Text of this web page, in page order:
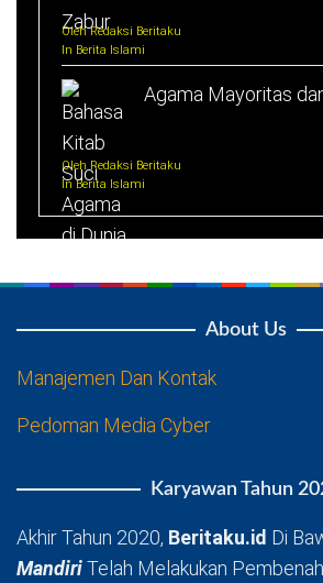
Oleh Redaksi Beritaku
In Berita Islami
Agama Mayoritas
Oleh Redaksi Beritaku
In Berita Islami
About Us
Manajemen Dan Kontak
Pedoman Media Cyber
Karyawan Tahun
Akhir Tahun 2020, Beritaku.id Di
MandiriTelah Melakukan